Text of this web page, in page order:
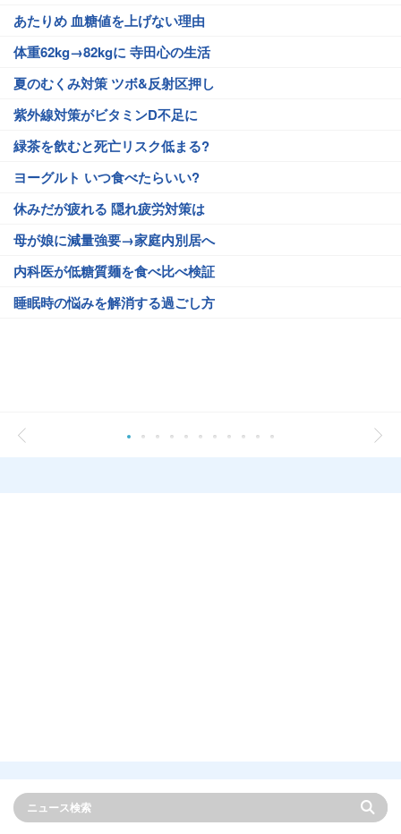
あたりめ 血糖値を上げない理由
体重62kg→82kgに 寺田心の生活
夏のむくみ対策 ツボ&反射区押し
紫外線対策がビタミンD不足に
緑茶を飲むと死亡リスク低まる?
ヨーグルト いつ食べたらいい?
休みだが疲れる 隠れ疲労対策は
母が娘に減量強要→家庭内別居へ
内科医が低糖質麺を食べ比べ検証
睡眠時の悩みを解消する過ごし方